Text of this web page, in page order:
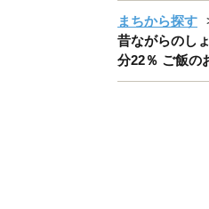
まちから探す
昔ながらのし
分22％ ご飯の